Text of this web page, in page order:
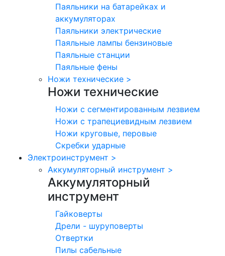
Паяльники на батарейках и
аккумуляторах
Паяльники электрические
Паяльные лампы бензиновые
Паяльные станции
Паяльные фены
Ножи технические >
Ножи технические
Ножи с сегментированным лезвием
Ножи с трапециевидным лезвием
Ножи круговые, перовые
Скребки ударные
Электроинструмент >
Аккумуляторный инструмент >
Аккумуляторный
инструмент
Гайковерты
Дрели - шуруповерты
Отвертки
Пилы сабельные